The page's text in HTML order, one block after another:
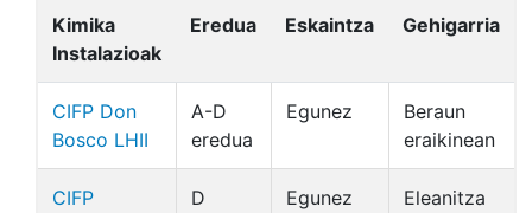
Kimika
Instalazioak
Eredua Eskaintza Gehigarria
CIFP Don
Bosco LHII
A-D
eredua
Egunez
Beraun
eraikinean
CIFP
D
Egunez
Eleanitza